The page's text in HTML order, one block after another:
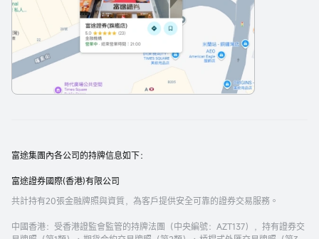
富途集團內各公司的持牌信息如下：
富途證券國際(香港)有限公司
共計持有20張金融牌照與資質，為客戶提供安全可靠的證券交易服務。
中國香港：受香港證監會監管的持牌法團（中央編號：AZT137），持有證券交